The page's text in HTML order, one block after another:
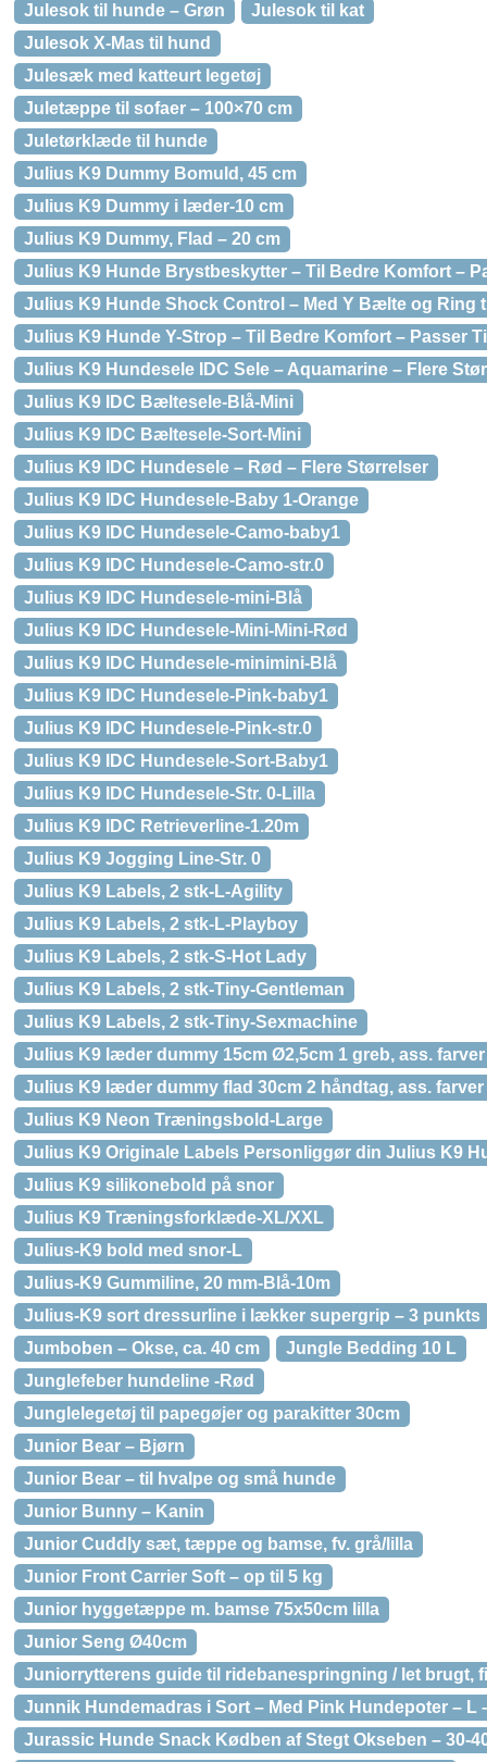
Julesok til hunde – Grøn
Julesok til kat
Julesok X-Mas til hund
Julesæk med katteurt legetøj
Juletæppe til sofaer – 100×70 cm
Juletørklæde til hunde
Julius K9 Dummy Bomuld, 45 cm
Julius K9 Dummy i læder-10 cm
Julius K9 Dummy, Flad – 20 cm
Julius K9 Hunde Brystbeskytter – Til Bedre Komfort –
Julius K9 Hunde Shock Control – Med Y Bælte og Ring
Julius K9 Hunde Y-Strop – Til Bedre Komfort – Passer
Julius K9 Hundesele IDC Sele – Aquamarine – Flere
Julius K9 IDC Bæltesele-Blå-Mini
Julius K9 IDC Bæltesele-Sort-Mini
Julius K9 IDC Hundesele – Rød – Flere Størrelser
Julius K9 IDC Hundesele-Baby 1-Orange
Julius K9 IDC Hundesele-Camo-baby1
Julius K9 IDC Hundesele-Camo-str.0
Julius K9 IDC Hundesele-mini-Blå
Julius K9 IDC Hundesele-Mini-Mini-Rød
Julius K9 IDC Hundesele-minimini-Blå
Julius K9 IDC Hundesele-Pink-baby1
Julius K9 IDC Hundesele-Pink-str.0
Julius K9 IDC Hundesele-Sort-Baby1
Julius K9 IDC Hundesele-Str. 0-Lilla
Julius K9 IDC Retrieverline-1.20m
Julius K9 Jogging Line-Str. 0
Julius K9 Labels, 2 stk-L-Agility
Julius K9 Labels, 2 stk-L-Playboy
Julius K9 Labels, 2 stk-S-Hot Lady
Julius K9 Labels, 2 stk-Tiny-Gentleman
Julius K9 Labels, 2 stk-Tiny-Sexmachine
Julius K9 læder dummy 15cm Ø2,5cm 1 greb, ass. farver
Julius K9 læder dummy flad 30cm 2 håndtag, ass. farver
Julius K9 Neon Træningsbold-Large
Julius K9 Originale Labels Personliggør din Julius K9
Julius K9 silikonebold på snor
Julius K9 Træningsforklæde-XL/XXL
Julius-K9 bold med snor-L
Julius-K9 Gummiline, 20 mm-Blå-10m
Julius-K9 sort dressurline i lækker supergrip – 3 punkts
Jumboben – Okse, ca. 40 cm
Jungle Bedding 10 L
Junglefeber hundeline -Rød
Junglelegetøj til papegøjer og parakitter 30cm
Junior Bear – Bjørn
Junior Bear – til hvalpe og små hunde
Junior Bunny – Kanin
Junior Cuddly sæt, tæppe og bamse, fv. grå/lilla
Junior Front Carrier Soft – op til 5 kg
Junior hyggetæppe m. bamse 75x50cm lilla
Junior Seng Ø40cm
Juniorrytterens guide til ridebanespringning / let brugt,
Junnik Hundemadras i Sort – Med Pink Hundepoter – L
Jurassic Hunde Snack Kødben af Stegt Okseben – 30-